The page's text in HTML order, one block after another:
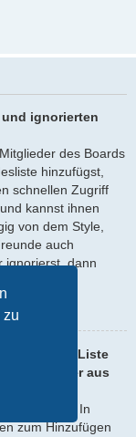
zu
ignorierten
des Boards
hinzufügst,
schnellen Zugriff
kannst ihnen
von dem Style,
auch
ignorierst, dann
oder zur Liste
wieder aus
setzen: In
zum Hinzufügen